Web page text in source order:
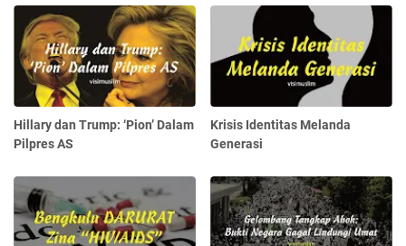
Hillary dan Trump: ‘Pion’ Dalam
Pilpres AS
Krisis Identitas Melanda
Generasi